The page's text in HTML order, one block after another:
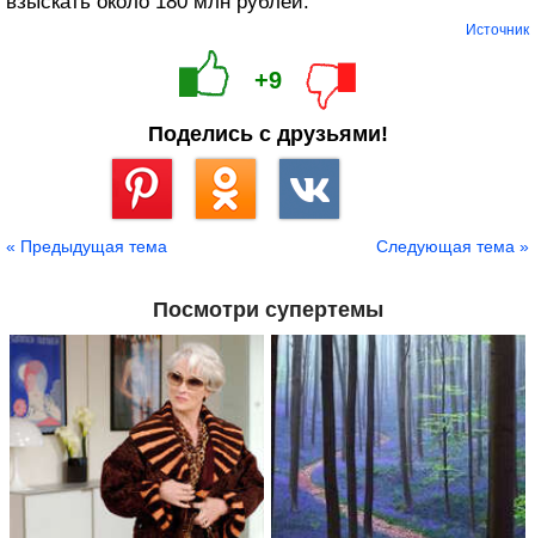
Источник
+9
Поделись с друзьями!
« Предыдущая тема Следующая тема »
Посмотри супертемы